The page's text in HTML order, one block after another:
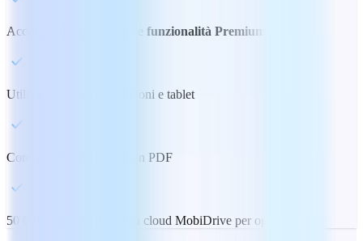
Accesso illimitato a tutte le funzionalità Premium
Utilizzo su PC, Mac, telefoni e tablet
Converti documenti da e in PDF
50 GB di archiviazione su cloud MobiDrive per ogni utente